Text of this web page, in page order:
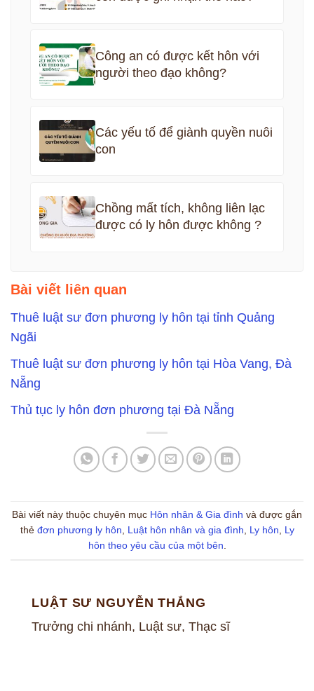
Công an có được kết hôn với
người theo đạo không?
Các yếu tố để giành quyền nuôi
con
Chồng mất tích, không liên lạc
được có ly hôn được không ?
Bài viết liên quan
Thuê luật sư đơn phương ly hôn tại tỉnh Quảng
Ngãi
Thuê luật sư đơn phương ly hôn tại Hòa Vang, Đà
Nẵng
Thủ tục ly hôn đơn phương tại Đà Nẵng
Bài viết này thuộc chuyên mục Hôn nhân & Gia đình và được gắn
thẻ đơn phương ly hôn Luật hôn nhân và gia đình Ly hôn
Ly
hôn theo yêu cầu của một bên
LUẬT SƯ NGUYỄN THẮNG
Trưởng chi nhánh, Luật sư, Thạc sĩ